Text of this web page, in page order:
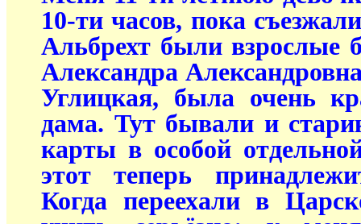
10-ти часов, пока
Альбрехт были взрослые
Александра
Углицкая, была очень
дама. Тут бывали и
карты в особой
этот теперь
Когда переехали в